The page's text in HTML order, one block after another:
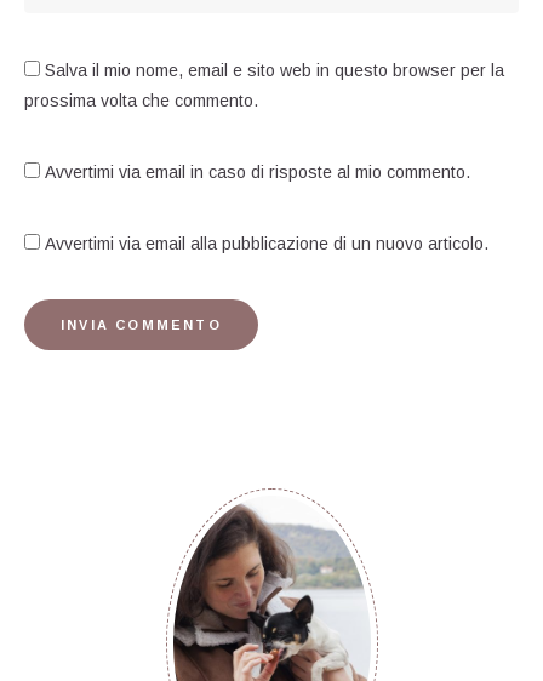
Salva il mio nome, email e sito web in questo browser per la
prossima volta che commento.
Avvertimi via email in caso di risposte al mio commento.
Avvertimi via email alla pubblicazione di un nuovo articolo.